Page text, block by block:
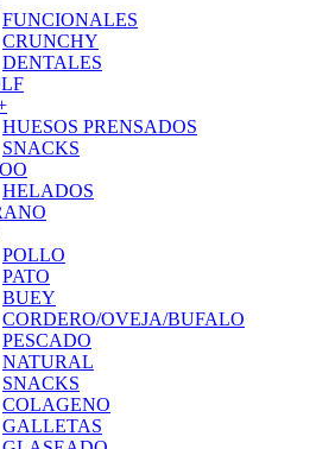
FUNCIONALES
CRUNCHY
DENTALES
HUESOS PRENSADOS
SNACKS
HELADOS
POLLO
PATO
BUEY
CORDERO/OVEJA/BUFALO
PESCADO
NATURAL
SNACKS
COLAGENO
GALLETAS